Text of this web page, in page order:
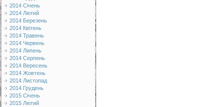
2014 Січень
2014 Лютий
2014 Березень
2014 Квітень
2014 Травень
2014 Червень
2014 Липень
2014 Серпень
2014 Вересень
2014 Жовтень
2014 Листопад
2014 Грудень
2015 Січень
2015 Лютий